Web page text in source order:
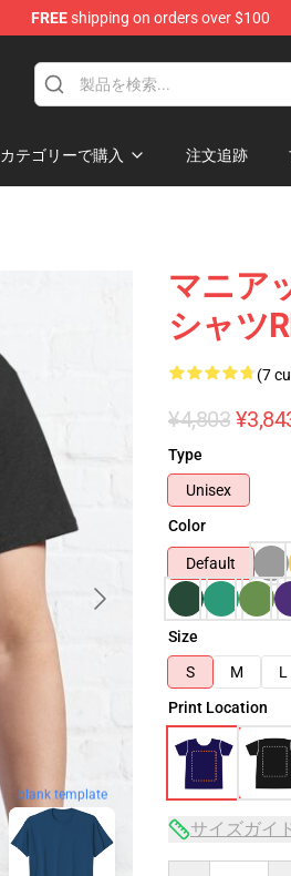
FREEshipping on orders over $100
カテゴリーで購入 注文追跡
blank template
マニア
シャツ
(7
¥4,803
Type
Unisex
Color
Default
Size
S
M L
Print Location
サイズガイ